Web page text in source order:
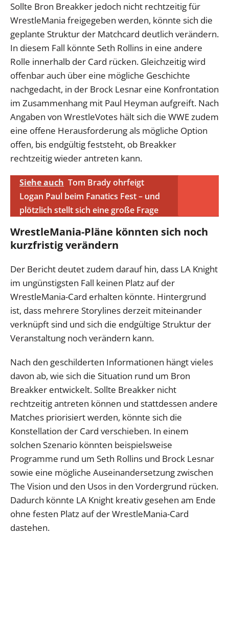
Sollte Bron Breakker jedoch nicht rechtzeitig für
WrestleMania freigegeben werden, könnte sich die
geplante Struktur der Matchcard deutlich verändern.
In diesem Fall könnte Seth Rollins in eine andere
Rolle innerhalb der Card rücken. Gleichzeitig wird
offenbar auch über eine mögliche Geschichte
nachgedacht, in der Brock Lesnar eine Konfrontation
im Zusammenhang mit Paul Heyman aufgreift. Nach
Angaben von WrestleVotes hält sich die WWE zudem
eine offene Herausforderung als mögliche Option
offen, bis endgültig feststeht, ob Breakker
rechtzeitig wieder antreten kann.
Siehe auch Tom Brady ohrfeigt
Logan Paul beim Fanatics Fest – und
plötzlich stellt sich eine große Frage
WrestleMania-Pläne könnten sich noch
kurzfristig verändern
Der Bericht deutet zudem darauf hin, dass LA Knight
im ungünstigsten Fall keinen Platz auf der
WrestleMania-Card erhalten könnte. Hintergrund
ist, dass mehrere Storylines derzeit miteinander
verknüpft sind und sich die endgültige Struktur der
Veranstaltung noch verändern kann.
Nach den geschilderten Informationen hängt vieles
davon ab, wie sich die Situation rund um Bron
Breakker entwickelt. Sollte Breakker nicht
rechtzeitig antreten können und stattdessen andere
Matches priorisiert werden, könnte sich die
Konstellation der Card verschieben. In einem
solchen Szenario könnten beispielsweise
Programme rund um Seth Rollins und Brock Lesnar
sowie eine mögliche Auseinandersetzung zwischen
The Vision und den Usos in den Vordergrund rücken.
Dadurch könnte LA Knight kreativ gesehen am Ende
ohne festen Platz auf der WrestleMania-Card
dastehen.